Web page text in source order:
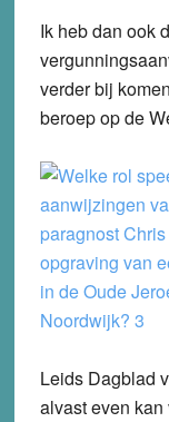
Ik heb dan ook
verder bij
beroep op de
Leids Dagblad
alvast even